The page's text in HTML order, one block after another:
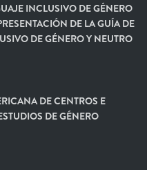
INCLUSIVO DE GÉNERO
DE LA GUÍA DE
DE GÉNERO Y NEUTRO
DE CENTROS E
DE GÉNERO